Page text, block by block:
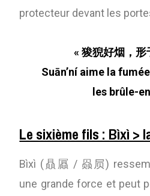
protecteur devant les
« 狻猊好烟，形
Suān’ní aime la
les brûle-
Le sixième fils : Bìxì >
Bìxì (贔屭 / 赑屃)
une grande force et peut